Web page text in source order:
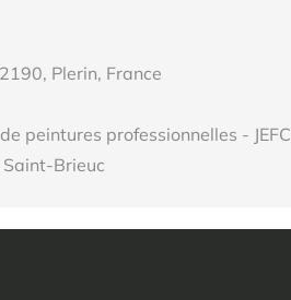
Plerin, France
peintures professionnelles -
Saint-Brieuc